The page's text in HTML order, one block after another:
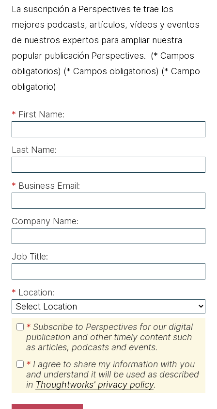
La suscripción a Perspectives te trae los
mejores podcasts, artículos, vídeos y eventos
de nuestros expertos para ampliar nuestra
popular publicación Perspectives. (* Campos
obligatorios) (* Campos obligatorios) (* Campo
obligatorio)
* First Name:
Last Name:
* Business Email:
Company Name:
Job Title:
* Location:
* Subscribe to Perspectives for our digital
publication and other timely content such
as articles, podcasts and events.
* I agree to share my information with you
and understand it will be used as described
in Thoughtworks' privacy policy.